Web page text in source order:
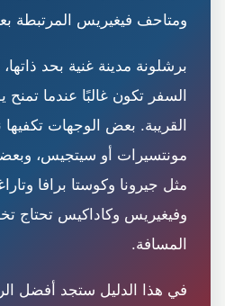
ومتاحف فيغيريس المرتبطة
برشلونة مدينة غنية بحد
السفر تكون غالبًا عندما تمنح
القريبة. بعض الوجهات
مونتسيرات أو سيتجيس،
مثل جيرونا وكوستا برافا
وفيغيريس وكاداكيس تحتاج
المسافة.
في هذا الدليل ستجد أفضل